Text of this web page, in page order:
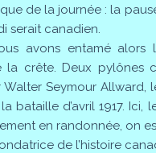
de la journée : la
serait canadien.
avons entamé alors
la crête. Deux pylônes
Seymour Allward,
bataille d’avril 1917. Ici,
en randonnée, on
de l’histoire